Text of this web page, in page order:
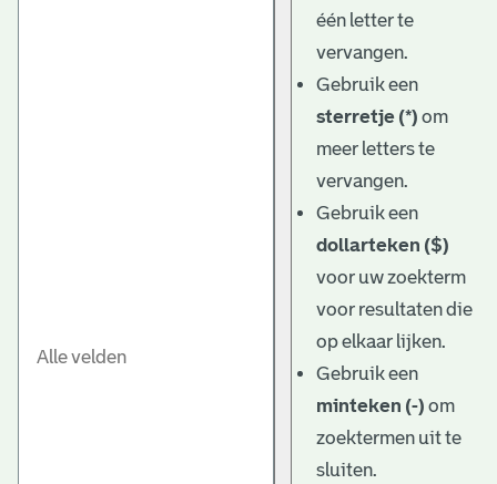
één letter te
vervangen.
Gebruik een
sterretje (*) om
meer letters te
vervangen.
Gebruik een
dollarteken ($)
voor uw zoekterm
voor resultaten die
op elkaar lijken.
Gebruik een
minteken (-) om
zoektermen uit te
sluiten.